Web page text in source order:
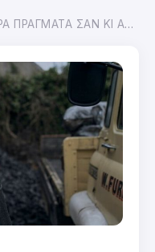
ΠΡΑΓΜΑΤΑ ΣΑΝ ΚΙ ΑΥΤΑ